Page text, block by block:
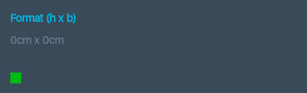
Format (h x b)
0cm x 0cm